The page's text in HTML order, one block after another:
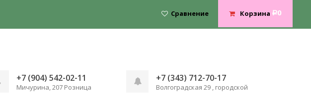
Сравнение Корзина Р0
+7 (904) 542-02-11
Мичурина, 207 Розница
+7 (343) 712-70-17
Волгоградская 29 , городской